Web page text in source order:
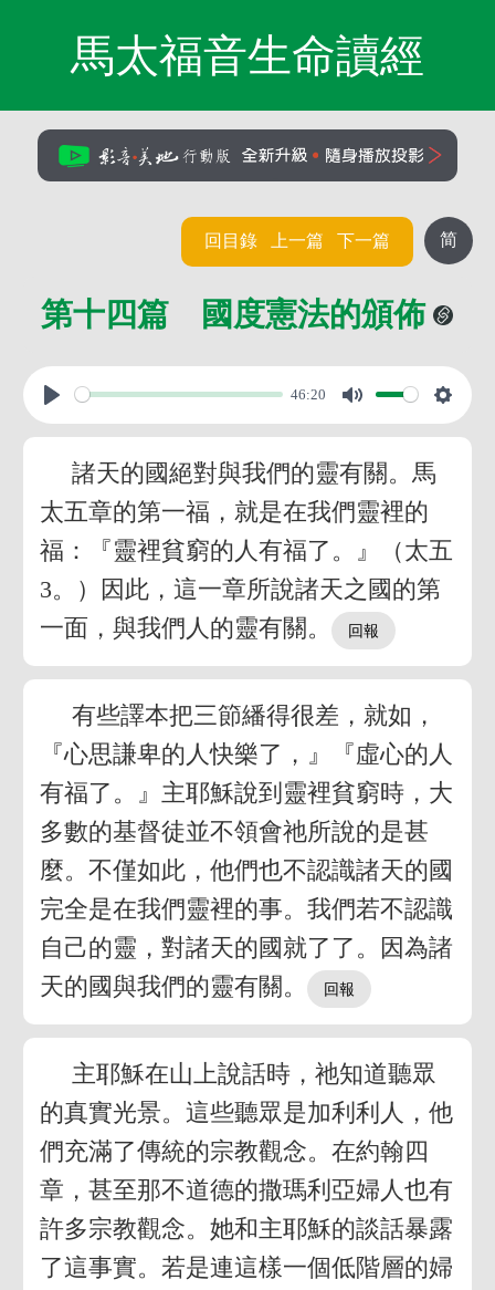
馬太福音生命讀經
简
回目錄 上一篇 下一篇
第十四篇 國度憲法的頒佈
46:20
諸天的國絕對與我們的靈有關。馬
太五章的第一福，就是在我們靈裡的
福：『靈裡貧窮的人有福了。』（太五
3。）因此，這一章所說諸天之國的第
一面，與我們人的靈有關。
有些譯本把三節繙得很差，就如，
『心思謙卑的人快樂了，』『虛心的人
有福了。』主耶穌說到靈裡貧窮時，大
多數的基督徒並不領會祂所說的是甚
麼。不僅如此，他們也不認識諸天的國
完全是在我們靈裡的事。我們若不認識
自己的靈，對諸天的國就了了。因為諸
天的國與我們的靈有關。
主耶穌在山上說話時，祂知道聽眾
的真實光景。這些聽眾是加利利人，他
們充滿了傳統的宗教觀念。在約翰四
章，甚至那不道德的撒瑪利亞婦人也有
許多宗教觀念。她和主耶穌的談話暴露
了這事實。若是連這樣一個低階層的婦